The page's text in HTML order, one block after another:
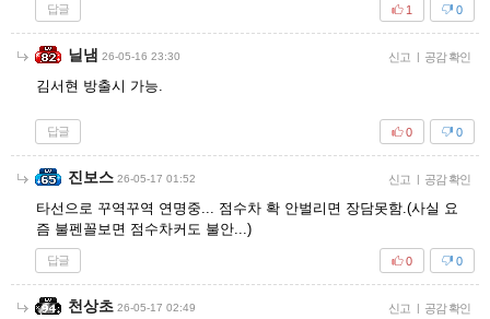
답글 0
1
닐냄 26-05-16 23:30 신고 | 공감 확인
김서현 방출시 가능.
답글 0
0
진보스 26-05-17 01:52 신고 | 공감 확인
타선으로 꾸역꾸역 연명중... 점수차 확 안벌리면 장담못함.(사실 요
즘 불펜꼴보면 점수차커도 불안...)
답글 0
0
천상초 26-05-17 02:49 신고 | 공감 확인